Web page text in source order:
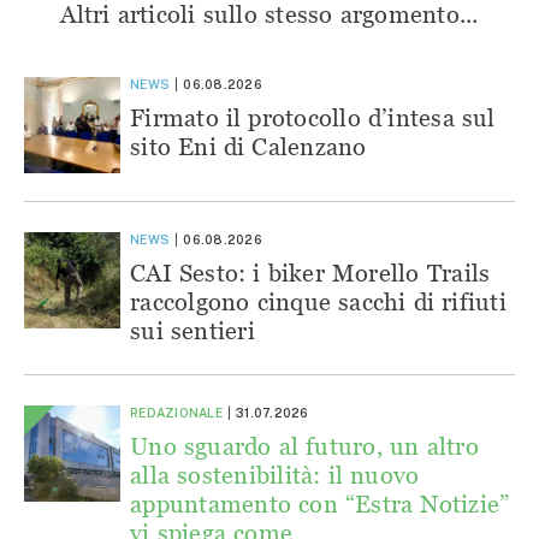
Altri articoli sullo stesso argomento...
NEWS 06.08.2026
Firmato il protocollo d’intesa sul
sito Eni di Calenzano
NEWS 06.08.2026
CAI Sesto: i biker Morello Trails
raccolgono cinque sacchi di rifiuti
sui sentieri
REDAZIONALE 31.07.2026
Uno sguardo al futuro, un altro
alla sostenibilità: il nuovo
appuntamento con “Estra Notizie”
vi spiega come